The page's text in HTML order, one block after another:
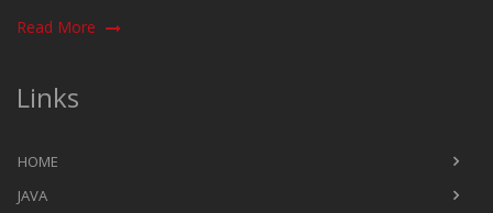
Read More
Links
HOME
JAVA